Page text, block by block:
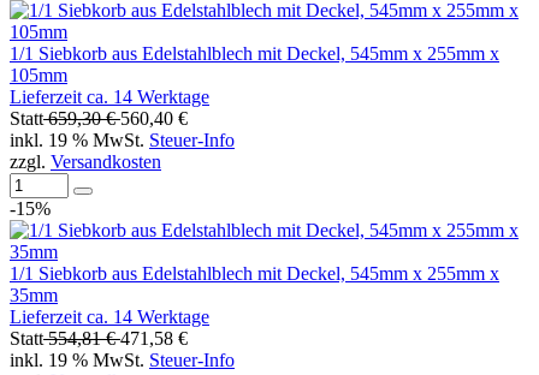
1/1 Siebkorb aus Edelstahlblech mit Deckel, 545mm x 255mm x
105mm
Lieferzeit ca. 14 Werktage
Statt659,30 €560,40 €
inkl. 19 % MwSt. Steuer-Info
zzgl. Versandkosten
-15%
1/1 Siebkorb aus Edelstahlblech mit Deckel, 545mm x 255mm x
35mm
Lieferzeit ca. 14 Werktage
Statt554,81 €471,58 €
inkl. 19 % MwSt. Steuer-Info